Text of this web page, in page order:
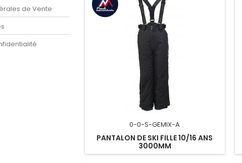
de Vente
0-0-S-GEMIX-A
PANTALON DE SKI FILLE 10/16 ANS
3000MM